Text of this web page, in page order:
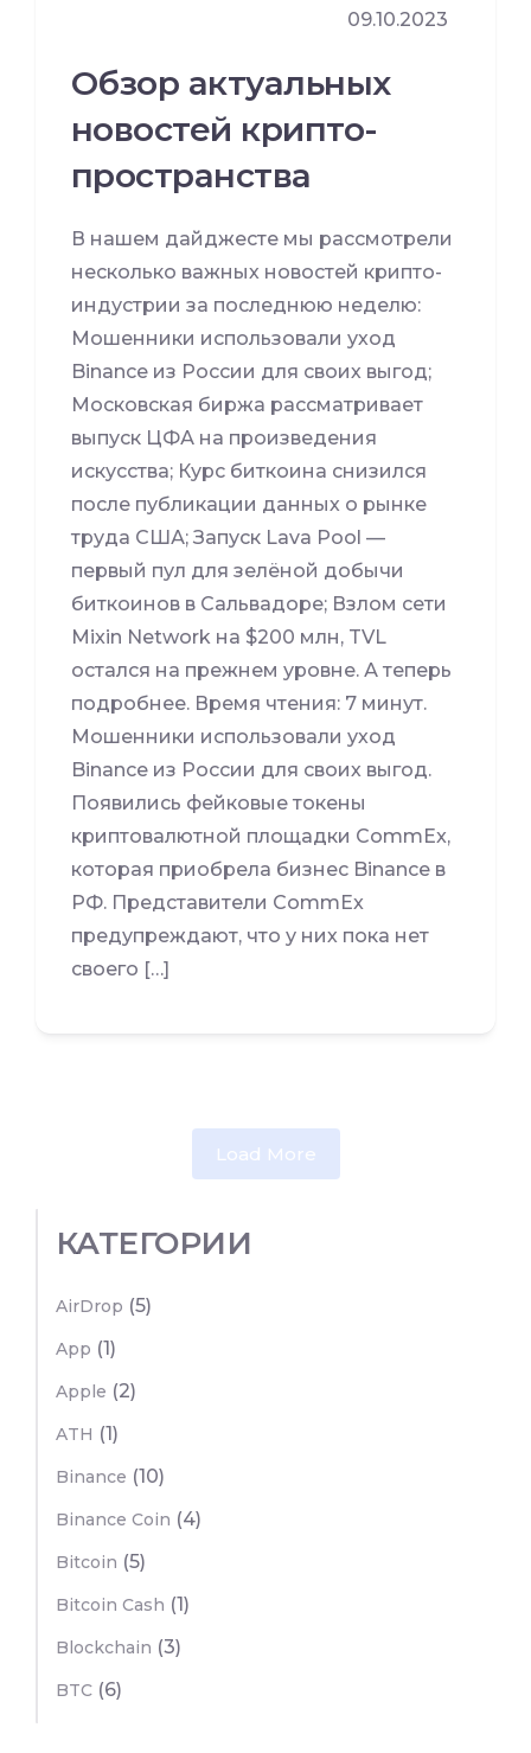
09.10.2023
Обзор актуальных
новостей крипто-
пространства
В нашем дайджесте мы рассмотрели
несколько важных новостей крипто-
индустрии за последнюю неделю:
Мошенники использовали уход
Binance из России для своих выгод;
Московская биржа рассматривает
выпуск ЦФА на произведения
искусства; Курс биткоина снизился
после публикации данных о рынке
труда США; Запуск Lava Pool —
первый пул для зелёной добычи
биткоинов в Сальвадоре; Взлом сети
Mixin Network на $200 млн, TVL
остался на прежнем уровне. А теперь
подробнее. Время чтения: 7 минут.
Мошенники использовали уход
Binance из России для своих выгод.
Появились фейковые токены
криптовалютной площадки CommEx,
которая приобрела бизнес Binance в
РФ. Представители CommEx
предупреждают, что у них пока нет
своего […]
Load More
КАТЕГОРИИ
AirDrop (5)
App (1)
Apple (2)
ATH (1)
Binance (10)
Binance Coin (4)
Bitcoin (5)
Bitcoin Cash (1)
Blockchain (3)
BTC (6)